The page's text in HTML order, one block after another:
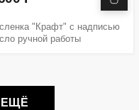
"Крафт" с надписью
ручной работы
ЕЩЁ